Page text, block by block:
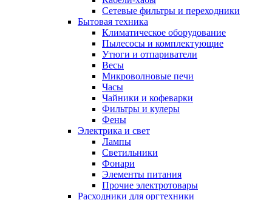
Сетевые фильтры и переходники
Бытовая техника
Климатическое оборудование
Пылесосы и комплектующие
Утюги и отпариватели
Весы
Микроволновые печи
Часы
Чайники и кофеварки
Фильтры и кулеры
Фены
Электрика и свет
Лампы
Светильники
Фонари
Элементы питания
Прочие электротовары
Расходники для оргтехники